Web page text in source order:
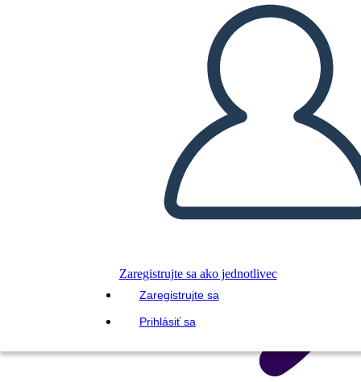
Zaregistrujte sa ako jednotlivec
Zaregistrujte sa
Prihlásiť sa
PREHRAŤ PREZENTÁCIU
ČÍTAJ MI